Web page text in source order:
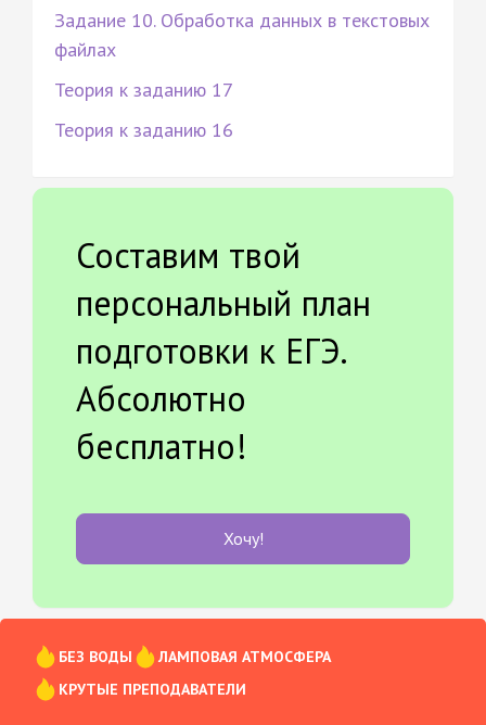
Задание 10. Обработка данных в текстовых
файлах
Теория к заданию 17
Теория к заданию 16
Составим твой
персональный план
подготовки к ЕГЭ.
Абсолютно
бесплатно!
Хочу!
БЕЗ ВОДЫ
ЛАМПОВАЯ АТМОСФЕРА
КРУТЫЕ ПРЕПОДАВАТЕЛИ